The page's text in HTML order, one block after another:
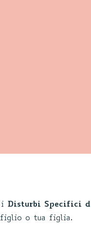
i Disturbi Specifici
figlio o tua figlia.